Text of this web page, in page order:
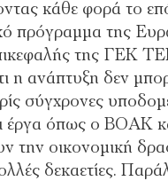
κάθε φορά το
πρόγραμμα της
της ΓΕΚ
η ανάπτυξη δεν
σύγχρονες
έργα όπως ο ΒΟΑΚ
την οικονομική
δεκαετίες.